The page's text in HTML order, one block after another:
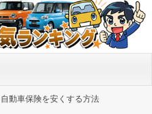
動車保険を安くする方法